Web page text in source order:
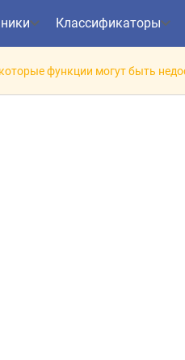
Классификаторы
функции могут быть